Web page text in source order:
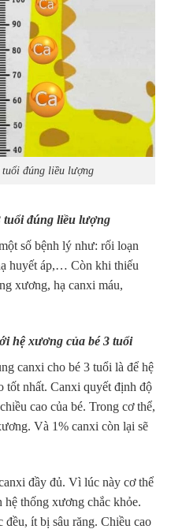
tuổi đúng liều lượng
tuổi đúng liều lượng
số bệnh lý như: rối loạn
huyết áp,… Còn khi thiếu
xương, hạ canxi máu,
hệ xương của bé 3 tuổi
canxi cho bé 3 tuổi là để hệ
tốt nhất. Canxi quyết định độ
cao của bé. Trong cơ thể,
Và 1% canxi còn lại sẽ
đầy đủ. Vì lúc này cơ thể
hệ thống xương chắc khỏe.
ít bị sâu răng. Chiều cao